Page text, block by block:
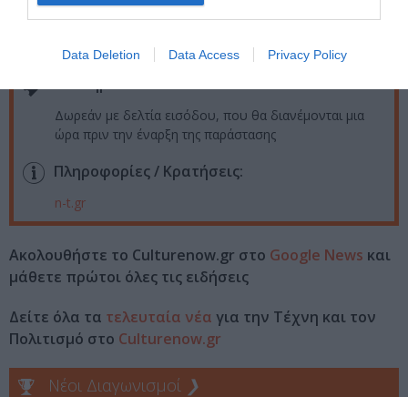
Data Deletion Data Access Privacy Policy
Τοποθεσία:
Αρχαίο Θέατρο Καβειρίου, Θήβα
Δωρεάν με δελτία εισόδου, που θα διανέμονται μια
ώρα πριν την έναρξη της παράστασης
Πληροφορίες / Κρατήσεις:
n-t.gr
Ακολουθήστε το Culturenow.gr στο Google News και
μάθετε πρώτοι όλες τις ειδήσεις
Δείτε όλα τα τελευταία νέα για την Τέχνη και τον
Πολιτισμό στο Culturenow.gr
Νέοι Διαγωνισμοί ❯